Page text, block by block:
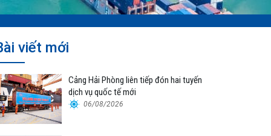
viết mới
Cảng Hải Phòng liên tiếp đón hai tuyến
dịch vụ quốc tế mới
06/08/2026